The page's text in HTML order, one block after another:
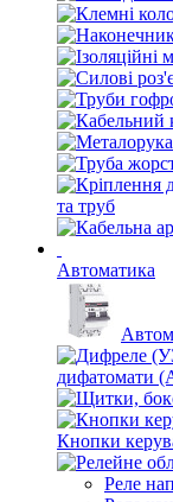
та труб
Автоматика
дифатомати
Кнопки
Реле